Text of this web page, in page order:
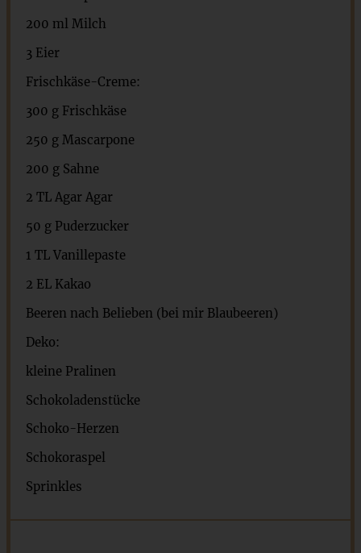
200 ml Milch
3Eier
Frischkäse-Creme:
300 gFrischkäse
250 g Mascarpone
200 g Sahne
2 TL Agar Agar
50 g Puderzucker
1 TL Vanillepaste
2 EL Kakao
Beeren nach Belieben (bei mir Blaubeeren)
Deko:
kleine Pralinen
Schokoladenstücke
Schoko-Herzen
Schokoraspel
Sprinkles